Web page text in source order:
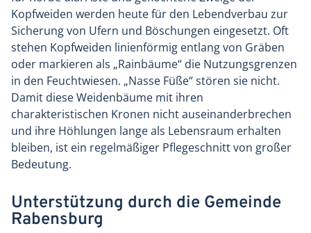
Kopfweiden werden heute für den Lebendverbau zur
Sicherung von Ufern und Böschungen eingesetzt. Oft
stehen Kopfweiden linienförmig entlang von Gräben
oder markieren als „Rainbäume“ die Nutzungsgrenzen
in den Feuchtwiesen. „Nasse Füße“ stören sie nicht.
Damit diese Weidenbäume mit ihren
charakteristischen Kronen nicht auseinanderbrechen
und ihre Höhlungen lange als Lebensraum erhalten
bleiben, ist ein regelmäßiger Pflegeschnitt von großer
Bedeutung.
Unterstützung durch die Gemeinde
Rabensburg